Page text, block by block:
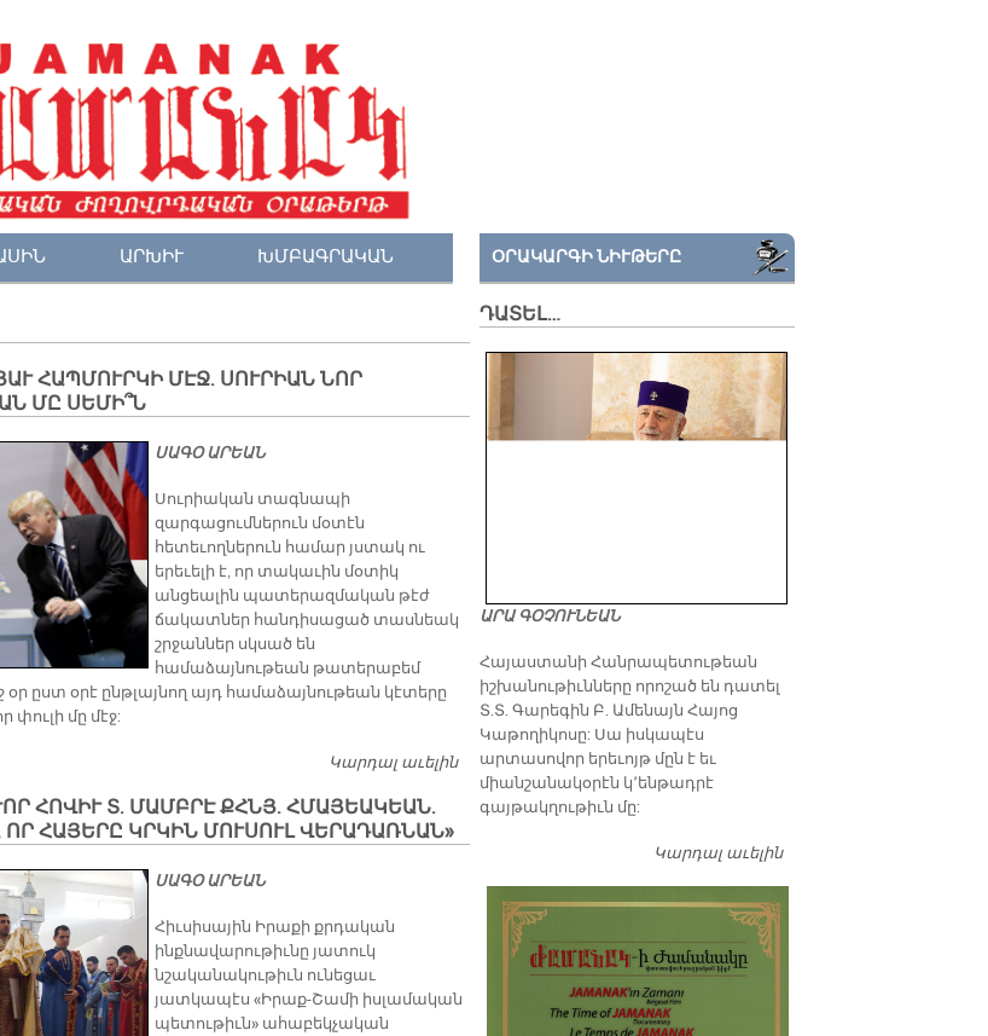
ԱՐԽԻՒ ԽՄԲԱԳՐԱԿԱՆ
ՀԱՊՄՈՒՐԿԻ ՄԷՋ. ՍՈՒՐԻԱՆ ՆՈՐ
ՄԸ ՍԵՄԻ՞Ն
ՍԱԳՕ ԱՐԵԱՆ
Սուրիական տագնապի
զարգացումներուն մօտէն
հետեւողներուն համար յստակ ու
երեւելի է, որ տակաւին մօտիկ
անցեալին պատերազմական թէժ
ճակատներ հանդիսացած տասնեակ
շրջաններ սկսած են
համաձայնութեան թատերաբեմ
օր ըստ օրէ ընթլայնող այդ համաձայնութեան կէտերը
փուլի մը մէջ:
Կարդալ աւելին​Ի՞ՆՉ ՄՇԱԿՈՒԵՑԱՒ ՀԱՊՄՈՒՐԿԻ ՄԷՋ. ՍՈՒՐԻԱՆ ՆՈՐ
ԹԱՏՐԵՐԳՈՒԹԵԱՆ ՄԸ ՍԵՄԻ՞Ն
ՀՈՎԻՒ Տ. ՄԱՄԲՐԷ ՔՀՆՅ. ՀՄԱՅԵԱԿԵԱՆ.
ՈՐ ՀԱՅԵՐԸ ԿՐԿԻՆ ՄՈՒՍՈՒԼ ՎԵՐԱԴԱՌՆԱՆ»
ՍԱԳՕ ԱՐԵԱՆ
Հիւսիսային Իրաքի քրդական
ինքնավարութիւնը յատուկ
նշականակութիւն ունեցաւ
յատկապէս «Իրաք-Շամի իսլամական
պետութիւն» ահաբեկչական
ՕՐԱԿԱՐԳԻ ՆԻՒԹԵՐԸ
ԴԱՏԵԼ…
ԱՐԱ ԳՕՉՈՒՆԵԱՆ
​Հայաստանի Հանրապետութեան
իշխանութիւնները որոշած են դատել
Տ.Տ. Գարեգին Բ. Ամենայն Հայոց
Կաթողիկոսը: Սա իսկապէս
արտասովոր երեւոյթ մըն է եւ
միանշանակօրէն կ՚ենթադրէ
գայթակղութիւն մը:
Կարդալ աւելինԴատել…